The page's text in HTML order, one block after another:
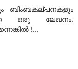
ബിംബകല്പനകളും
ഒരു ലേഖനം.
!...